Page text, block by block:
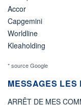
Accor
Capgemini
Worldline
Kleaholding
* source Google
MESSAGES LES
ARRÊT DE MES